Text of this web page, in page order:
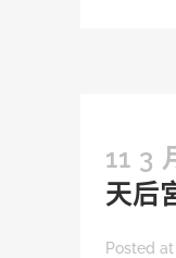
11 3
天后
Posted at